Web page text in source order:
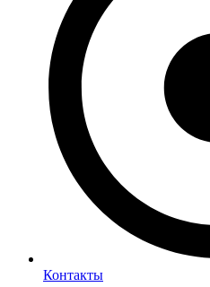
Контакты